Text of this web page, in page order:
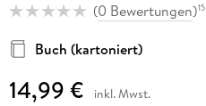
(0 Bewertungen)15
Buch (kartoniert)
14,99 € inkl. Mwst.